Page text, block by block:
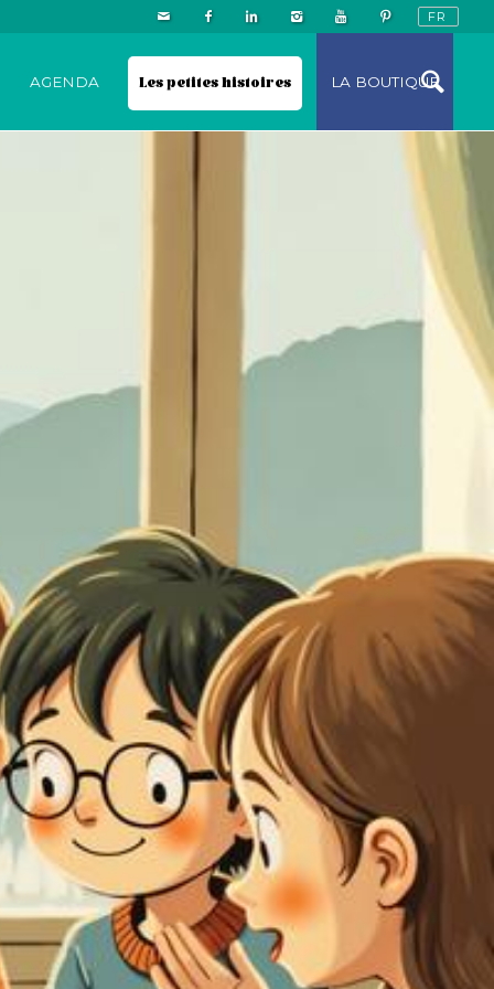
AGENDA Les petites histoires LA BOUTIQUE